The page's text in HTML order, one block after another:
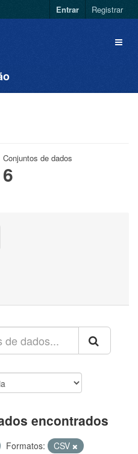
Entrar Registrar
Conjuntos de dados
6
encontrados
Formatos:
CSV